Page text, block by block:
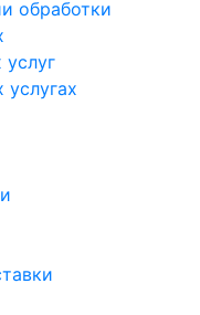
обработки